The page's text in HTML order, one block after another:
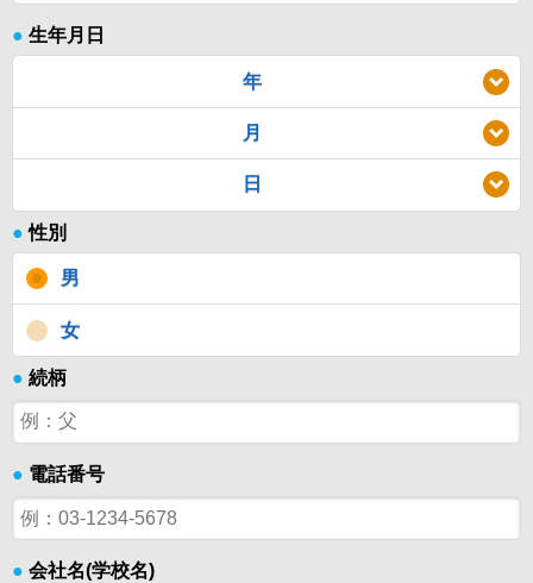
● 生年月日
年
月
日
● 性別
男
女
● 続柄
● 電話番号
● 会社名(学校名)